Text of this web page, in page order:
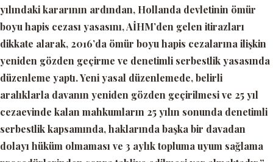
yılındaki kararının ardından, Hollanda devletinin ömür
boyu hapis cezası yasasını, AİHM’den gelen itirazları
dikkate alarak, 2016’da ömür boyu hapis cezalarına ilişkin
yeniden gözden geçirme ve denetimli serbestlik yasasında
düzenleme yaptı. Yeni yasal düzenlemede, belirli
aralıklarla davanın yeniden gözden geçirilmesi ve 25 yıl
cezaevinde kalan mahkumların 25 yılın sonunda denetimli
serbestlik kapsamında, haklarında başka bir davadan
dolayı hüküm olmaması ve 3 aylık topluma uyum sağlama